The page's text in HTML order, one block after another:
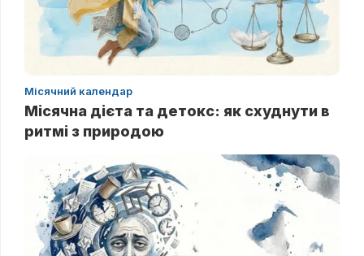
Місячний календар
Місячна дієта та детокс: як схуднути в
ритмі з природою